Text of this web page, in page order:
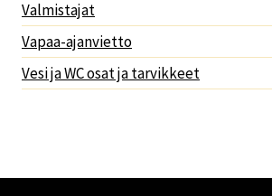
Valmistajat
Vapaa-ajanvietto
Vesi ja WC osat ja tarvikkeet